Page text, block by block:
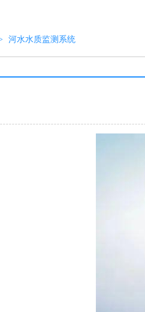
河水水质监测系统